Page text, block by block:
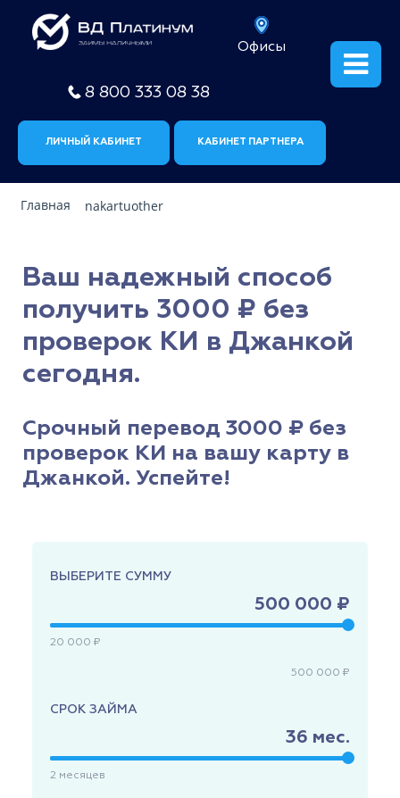
Офисы
8 800 333 08 38
ЛИЧНЫЙ КАБИНЕТ КАБИНЕТ ПАРТНЕРА
Главная nakartuother
Ваш надежный способ
получить 3000 ₽ без
проверок КИ в Джанкой
сегодня.
Срочный перевод 3000 ₽ без
проверок КИ на вашу карту в
Джанкой. Успейте!
ВЫБЕРИТЕ СУММУ
500 000 ₽
20 000 ₽
500 000 ₽
СРОК ЗАЙМА
36 мес.
2 месяцев